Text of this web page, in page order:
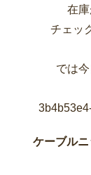
在
チェッ
では
ケーブル